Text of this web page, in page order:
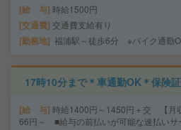
給 与 時給1500円
交通費 交通費支給有り
勤務地 福浦駅～徒歩6分 ※バイク通勤
17時10分まで＊車通勤OK＊保険
給 与 時給1400円～1450円＋交 【月
66円～ ■給与の前払いが可能な速払いサ